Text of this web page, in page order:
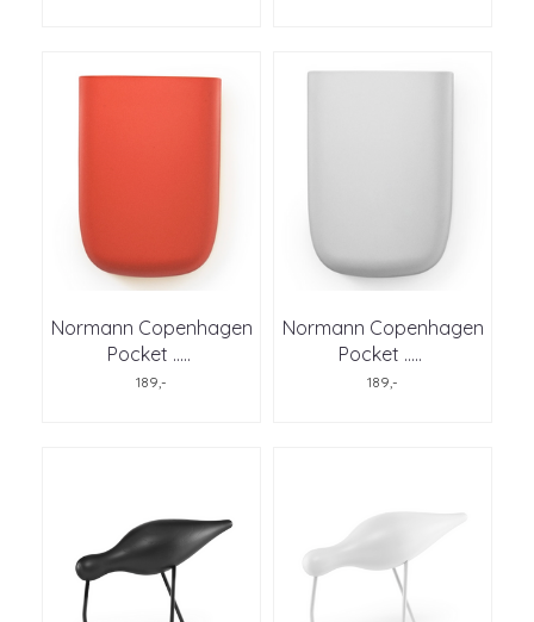
Normann Copenhagen
Pocket .....
189,-
Normann Copenhagen
Pocket .....
189,-